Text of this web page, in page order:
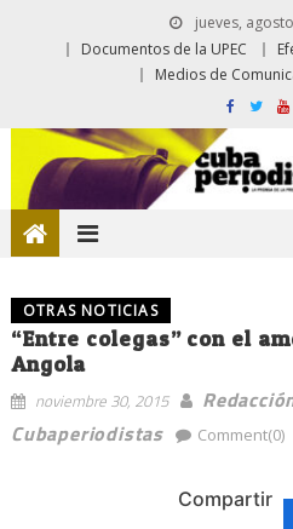
jueves,
Documentos de la UPEC
Medios de
OTRAS NOTICIAS
“Entre colegas” con el
Angola
noviembre 30, 2015
Cubaperiodistas
Comment(0)
Compartir